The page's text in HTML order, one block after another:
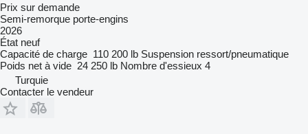
Prix sur demande
Semi-remorque porte-engins
2026
État neuf
Capacité de charge 110 200 lb Suspension ressort/pneumatique
Poids net à vide 24 250 lb Nombre d'essieux 4
Turquie
Contacter le vendeur